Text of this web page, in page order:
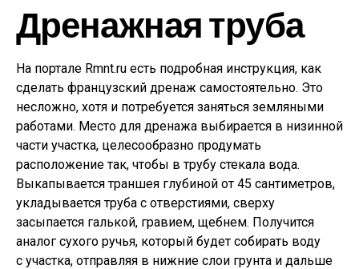
Дренажная труба
На портале Rmnt.ru есть подробная инструкция, как
сделать французский дренаж самостоятельно. Это
несложно, хотя и потребуется заняться земляными
работами. Место для дренажа выбирается в низинной
части участка, целесообразно продумать
расположение так, чтобы в трубу стекала вода.
Выкапывается траншея глубиной от 45 сантиметров,
укладывается труба с отверстиями, сверху
засыпается галькой, гравием, щебнем. Получится
аналог сухого ручья, который будет собирать воду
с участка, отправляя в нижние слои грунта и дальше